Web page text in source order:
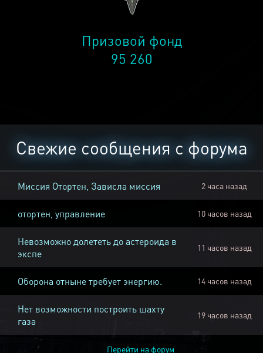
Призовой фонд
95 260
Свежие сообщения с форума
Миссия Отортен, Зависла миссия 2 часа назад
отортен, управление 10 часов назад
Невозможно долететь до астероида в
экспе
11 часов назад
Оборона отныне требует энергию. 14 часов назад
Нет возможности построить шахту
газа
19 часов назад
Перейти на форум